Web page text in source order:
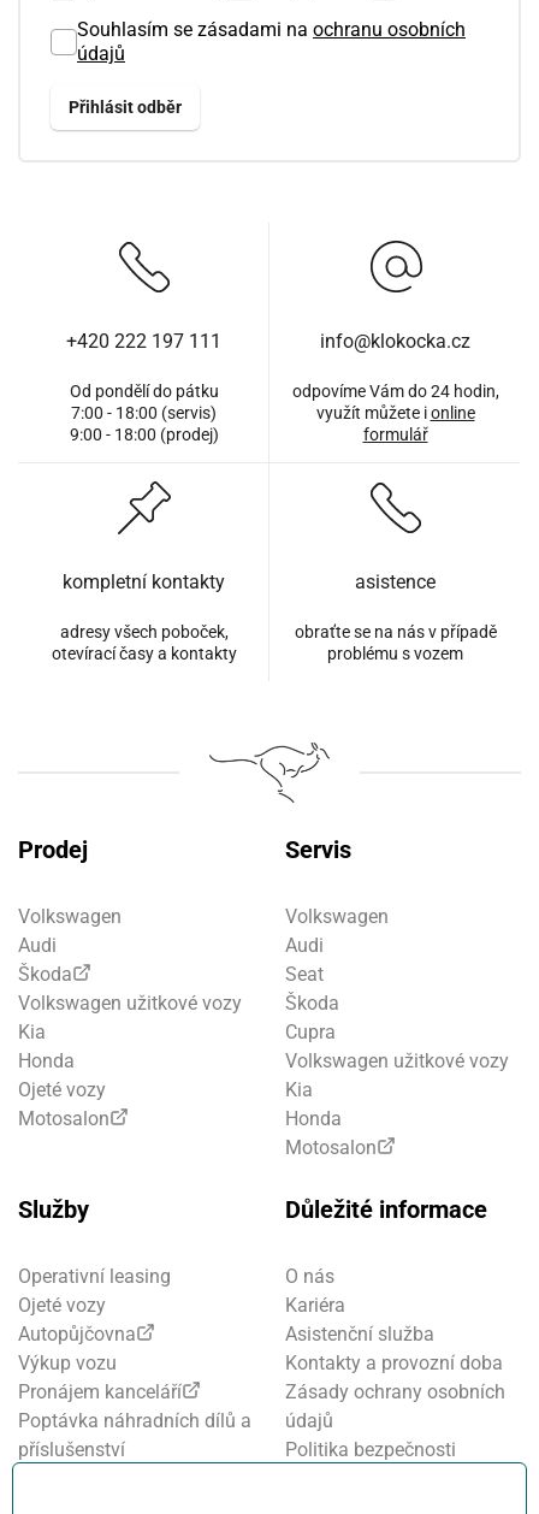
Souhlasím se zásadami na ochranu osobních
údajů
+420 222 197 111
Od pondělí do pátku
7:00 - 18:00 (servis)
9:00 - 18:00 (prodej)
info@klokocka.cz
odpovíme Vám do 24 hodin,
využít můžete ionline
formulář
kompletní kontakty
adresy všech poboček,
otevírací časy a kontakty
asistence
obraťte se na nás v případě
problému s vozem
Prodej
Volkswagen
Audi
Škoda
Volkswagen užitkové vozy
Kia
Honda
Ojeté vozy
Motosalon
Servis
Volkswagen
Audi
Seat
Škoda
Cupra
Volkswagen užitkové vozy
Kia
Honda
Motosalon
Služby
Operativní leasing
Ojeté vozy
Autopůjčovna
Výkup vozu
Pronájem kanceláří
Poptávka náhradních dílů a
příslušenství
Důležité informace
O nás
Kariéra
Asistenční služba
Kontakty a provozní doba
Zásady ochrany osobních
údajů
Politika bezpečnosti